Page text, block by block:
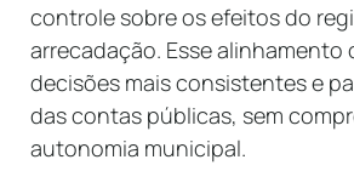
controle sobre os efeitos do
arrecadação. Esse alinhamento
decisões mais consistentes e
das contas públicas, sem
autonomia municipal.